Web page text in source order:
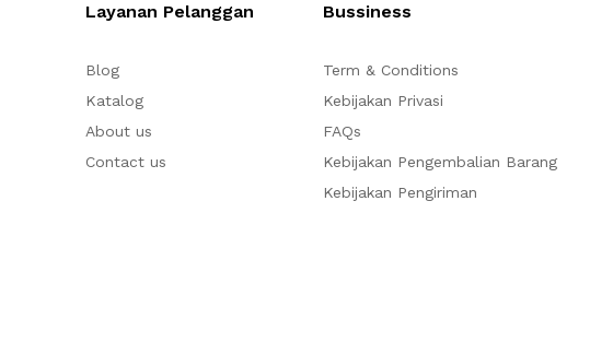
Layanan Pelanggan
Blog
Katalog
About us
Contact us
Bussiness
Term & Conditions
Kebijakan Privasi
FAQs
Kebijakan Pengembalian Barang
Kebijakan Pengiriman